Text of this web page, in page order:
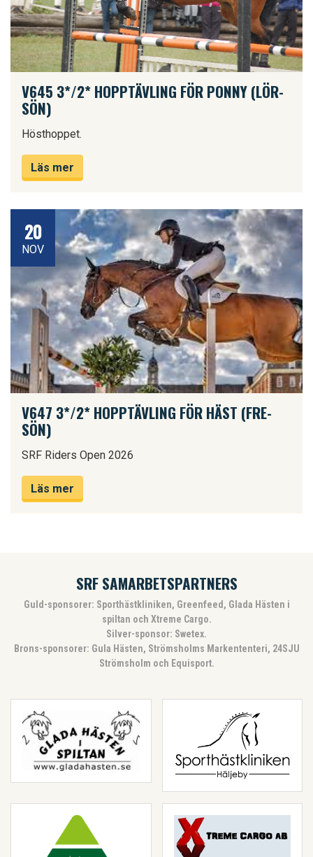
V645 3*/2* HOPPTÄVLING FÖR PONNY (LÖR-
SÖN)
Hösthoppet.
Läs mer
20
NOV
V647 3*/2* HOPPTÄVLING FÖR HÄST (FRE-
SÖN)
SRF Riders Open 2026
Läs mer
SRF SAMARBETSPARTNERS
Guld-sponsorer: Sporthästkliniken, Greenfeed, Glada Hästen i
spiltan och Xtreme Cargo.
Silver-sponsor: Swetex.
Brons-sponsorer: Gula Hästen, Strömsholms Markententeri, 24SJU
Strömsholm och Equisport.